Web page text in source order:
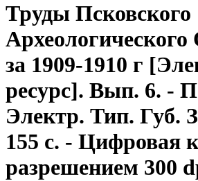
Труды Псковского
за 1909-1910 г
ресурс]. Вып. 6. -
Электр. Тип. Губ.
155 с. - Цифровая
разрешением 300